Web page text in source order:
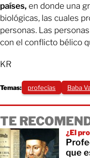
países, en donde una
biológicas, las cuales
personas. Las
con el conflicto bélico
KR
Temas: profecías Baba
TE
¿El
que